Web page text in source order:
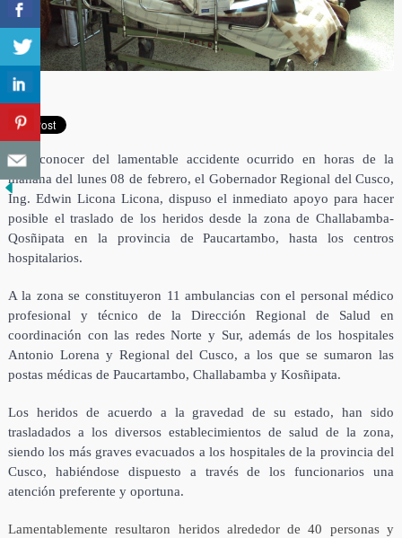
Tras conocer del lamentable accidente ocurrido en horas de la
mañana del lunes 08 de febrero, el Gobernador Regional del Cusco,
Ing. Edwin Licona Licona, dispuso el inmediato apoyo para hacer
posible el traslado de los heridos desde la zona de Challabamba-
Qosñipata en la provincia de Paucartambo, hasta los centros
hospitalarios.
A la zona se constituyeron 11 ambulancias con el personal médico
profesional y técnico de la Dirección Regional de Salud en
coordinación con las redes Norte y Sur, además de los hospitales
Antonio Lorena y Regional del Cusco, a los que se sumaron las
postas médicas de Paucartambo, Challabamba y Kosñipata.
Los heridos de acuerdo a la gravedad de su estado, han sido
trasladados a los diversos establecimientos de salud de la zona,
siendo los más graves evacuados a los hospitales de la provincia del
Cusco, habiéndose dispuesto a través de los funcionarios una
atención preferente y oportuna.
Lamentablemente resultaron heridos alrededor de 40 personas y